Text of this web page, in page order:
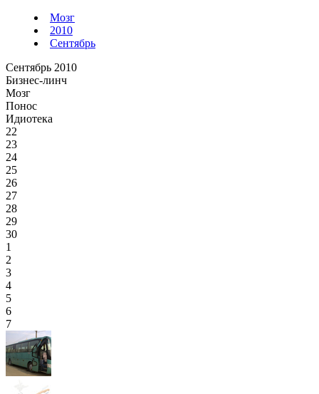
Мозг
2010
Сентябрь
Сентябрь 2010
Бизнес-линч
Мозг
Понос
Идиотека
22
23
24
25
26
27
28
29
30
1
2
3
4
5
6
7